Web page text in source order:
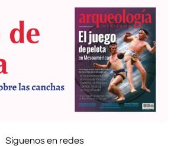
Síguenos en redes